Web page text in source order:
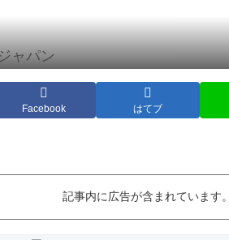
Facebook はてブ
記事内に広告が含まれています。